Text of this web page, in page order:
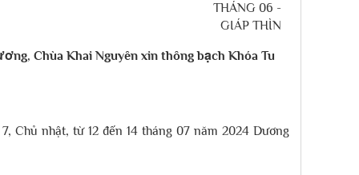
Chùa Khai Nguyên xin thông bạch Khóa Tu
Chủ nhật, từ 12 đến 14 tháng 07 năm 2024 Dương